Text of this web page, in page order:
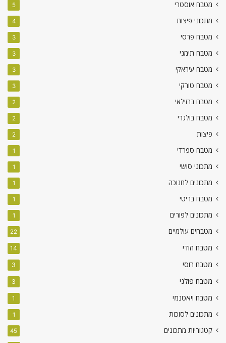
מטבח אוסטרי 5
מתכוני פיצות 4
מטבח פרסי 3
מטבח תימני 3
מטבח עיראקי 3
מטבח טורקי 3
מטבח ברזילאי 2
מטבח בולגרי 2
פיצות 2
מטבח ספרדי 1
מתכוני סושי 1
מתכונים לחנוכה 1
מטבח בריטי 1
מתכונים לפורים 1
מטבחים עולמיים 22
מטבח הודי 14
מטבח רוסי 3
מטבח פולני 3
מטבח ויאטנמי 1
מתכונים לסוכות 1
קטגוריות מתכונים 45